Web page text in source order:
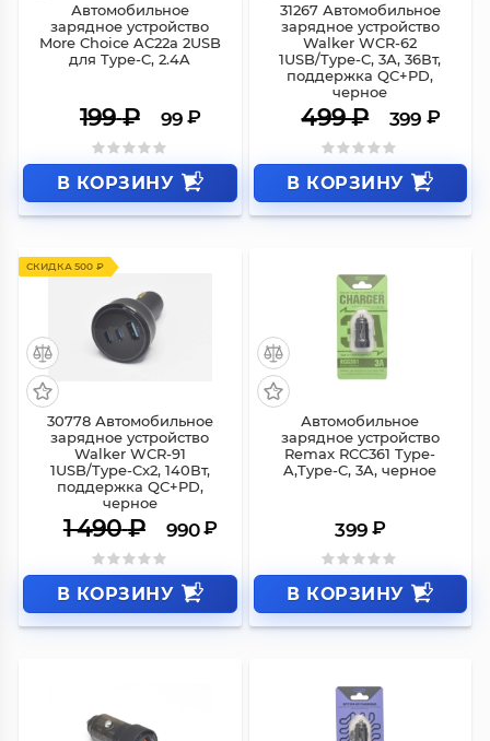
Автомобильное
зарядное устройство
More Choice AC22a 2USB
для Type-C, 2.4A
199₽ 99 ₽
В КОРЗИНУ
31267 Автомобильное
зарядное устройство
Walker WCR-62
1USB/Type-C, 3А, 36Вт,
поддержка QC+PD,
черное
499₽ 399 ₽
В КОРЗИНУ
СКИДКА 500 ₽
30778 Автомобильное
зарядное устройство
Walker WCR-91
1USB/Type-Cx2, 140Вт,
поддержка QC+PD,
черное
1 490₽ 990 ₽
В КОРЗИНУ
Автомобильное
зарядное устройство
Remax RCC361 Type-
A,Type-C, 3A, черное
399 ₽
В КОРЗИНУ